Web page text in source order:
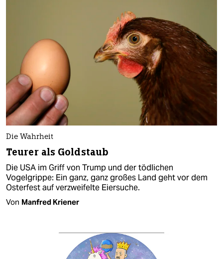
Die Wahrheit
Teurer als Goldstaub
Die USA im Griff von Trump und der tödlichen
Vogelgrippe: Ein ganz, ganz großes Land geht vor dem
Osterfest auf verzweifelte Eiersuche.
Von Manfred Kriener